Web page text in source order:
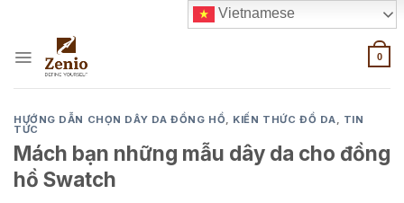
content
0
HƯỚNG DẪN CHỌN DÂY DA ĐỒNG HỒ, KIẾN THỨC ĐỒ DA, TIN
TỨC
Mách bạn những mẫu dây da cho đồng
hồ Swatch
Vietnamese